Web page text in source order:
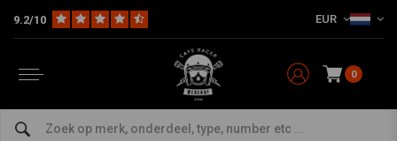
9.2/10 EUR
0
Startmotor revisie
Home The Workshop Electra & Ontsteking Startmotoren